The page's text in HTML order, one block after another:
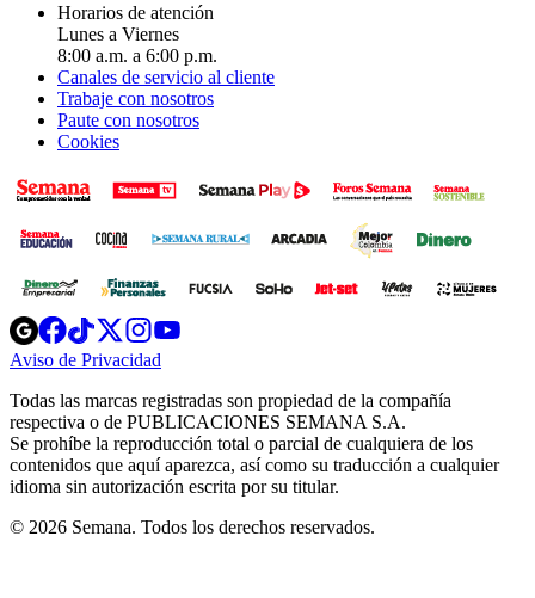
Horarios de atención
Lunes a Viernes
8:00 a.m. a 6:00 p.m.
Canales de servicio al cliente
Trabaje con nosotros
Paute con nosotros
Cookies
Opens
in
new
Opens
in
new
Opens
in
new
window
Opens
new
windowwindow
Aviso de Privacidad
new
window
Todas las marcas registradas son propiedad de la compañía
respectiva o de PUBLICACIONES SEMANA S.A.
Se prohíbe la reproducción total o parcial de cualquiera de los
contenidos que aquí aparezca, así como su traducción a cualquier
idioma sin autorización escrita por su titular.
© 2026 Semana. Todos los derechos reservados.